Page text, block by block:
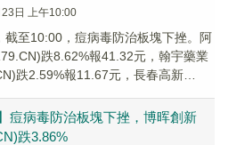
日 上午10:00
截至10:00，痘病毒防治板塊下挫。阿
跌8.62%報41.32元，翰宇藥業
跌2.59%報11.67元，長春高新
痘病毒防治板塊下挫，博晖創新
跌3.86%